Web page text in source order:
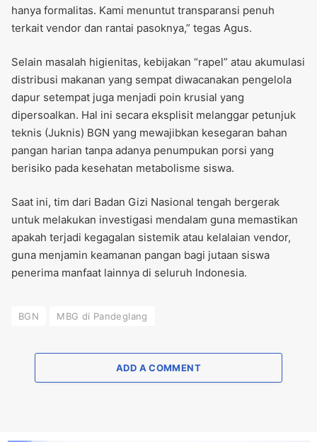
hanya formalitas. Kami menuntut transparansi penuh
terkait vendor dan rantai pasoknya,” tegas Agus.
Selain masalah higienitas, kebijakan “rapel” atau akumulasi
distribusi makanan yang sempat diwacanakan pengelola
dapur setempat juga menjadi poin krusial yang
dipersoalkan. Hal ini secara eksplisit melanggar petunjuk
teknis (Juknis) BGN yang mewajibkan kesegaran bahan
pangan harian tanpa adanya penumpukan porsi yang
berisiko pada kesehatan metabolisme siswa.
Saat ini, tim dari Badan Gizi Nasional tengah bergerak
untuk melakukan investigasi mendalam guna memastikan
apakah terjadi kegagalan sistemik atau kelalaian vendor,
guna menjamin keamanan pangan bagi jutaan siswa
penerima manfaat lainnya di seluruh Indonesia.
BGN MBG di Pandeglang
ADD A COMMENT